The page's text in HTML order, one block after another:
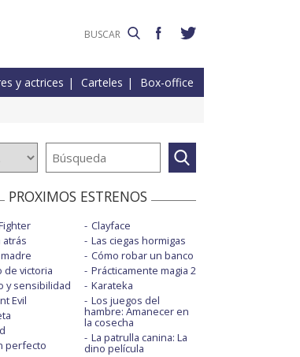
y actrices Carteles Box-office
PROXIMOS ESTRENOS
atrás
de victoria
y sensibilidad
Evil
perfecto
Clayface
Las ciegas hormigas
Cómo robar un banco
Prácticamente magia 2
Karateka
Los juegos del
hambre: Amanecer en
la cosecha
La patrulla canina: La
dino película